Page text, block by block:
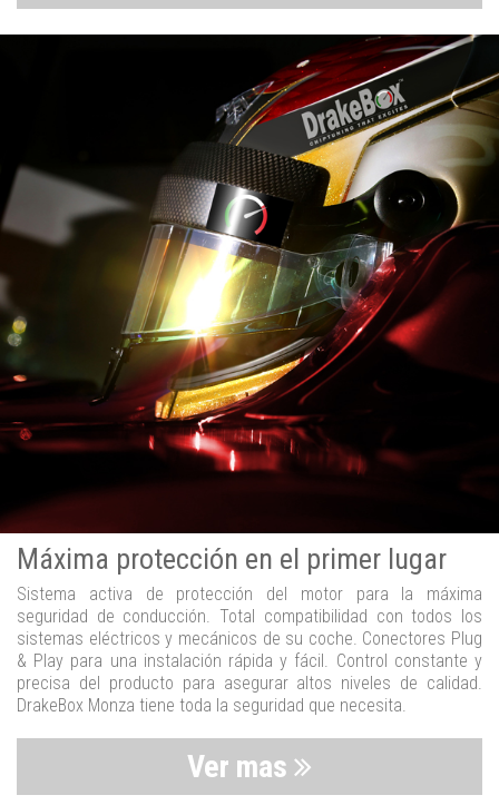
Máxima protección en el primer lugar
Sistema activa de protección del motor para la máxima
seguridad de conducción. Total compatibilidad con todos los
sistemas eléctricos y mecánicos de su coche. Conectores Plug
& Play para una instalación rápida y fácil. Control constante y
precisa del producto para asegurar altos niveles de calidad.
DrakeBox Monza tiene toda la seguridad que necesita.
Ver mas